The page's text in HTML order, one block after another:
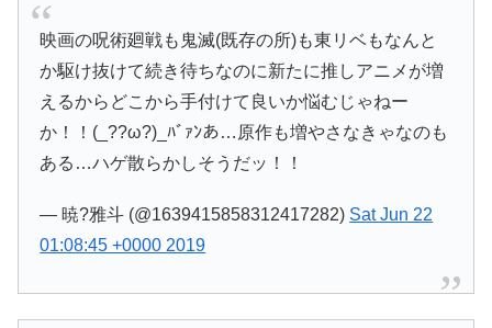
映画の呪術廻戦も鬼滅(既存の所)も東リベもなんと
か駆け抜けて続き待ちなのに新たに推しアニメが増
えるからどこから手付けて良いか悩むじゃねー
か！！(_??ω?)_ﾊﾞｧﾝあ…原作も増やさなきゃなのも
ある…ハゲ散らかしそうだッ！！
— 暁?雅斗 (@1639415858312417282) Sat Jun 22
01:08:45 +0000 2019